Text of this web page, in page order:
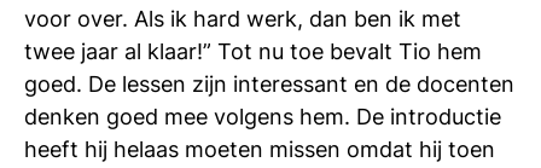
voor over. Als ik hard werk, dan ben ik met
twee jaar al klaar!” Tot nu toe bevalt Tio hem
goed. De lessen zijn interessant en de docenten
denken goed mee volgens hem. De introductie
heeft hij helaas moeten missen omdat hij toen